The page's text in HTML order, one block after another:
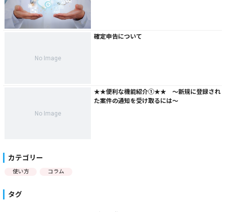
No Image
確定申告について
No Image
★★便利な機能紹介①★★ ～新規に登録され
た案件の通知を受け取るには～
カテゴリー
使い方 コラム
タグ